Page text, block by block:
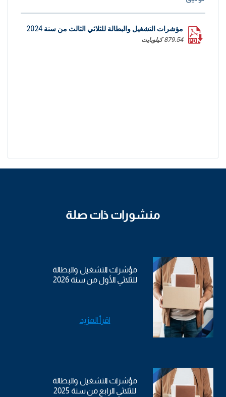
مؤشرات التشغيل والبطالة للثلاثي الثالث من سنة 2024
879.54 كيلوبايت
منشورات ذات صلة
مؤشرات التشغيل والبطالة
للثلاثي الأول من سنة 2026
اقرأ المزيد
مؤشرات التشغيل والبطالة
للثلاثي الرابع من سنة 2025